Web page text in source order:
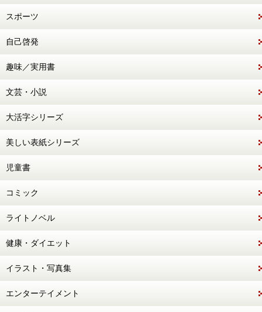
スポーツ
自己啓発
趣味／実用書
文芸・小説
大活字シリーズ
美しい表紙シリーズ
児童書
コミック
ライトノベル
健康・ダイエット
イラスト・写真集
エンターテイメント